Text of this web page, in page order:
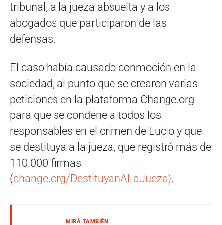
tribunal, a la jueza absuelta y a los
abogados que participaron de las
defensas.
El caso había causado conmoción en la
sociedad, al punto que se crearon varias
peticiones en la plataforma Change.org
para que se condene a todos los
responsables en el crimen de Lucio y que
se destituya a la jueza, que registró más de
110.000 firmas
(change.org/DestituyanALaJueza).
MIRÁ TAMBIÉN